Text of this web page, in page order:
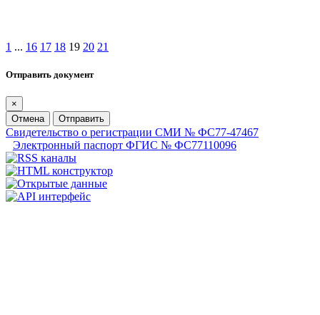
1 ... 16 17 18 19 20 21
Отправить документ
×
Отмена
Отправить
Свидетельство о регистрации СМИ № ФС77-47467
Электронный паспорт ФГИС № ФС77110096